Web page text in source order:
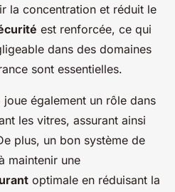
la concentration et réduit le
est renforcée, ce qui
dans des domaines
sont essentielles.
joue également un rôle dans
les vitres, assurant ainsi
plus, un bon système de
maintenir une
optimale en réduisant la